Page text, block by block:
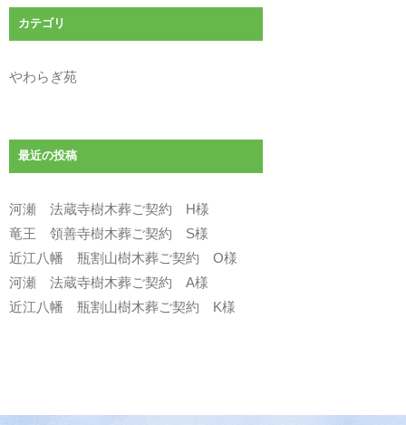
カテゴリ
やわらぎ苑
最近の投稿
河瀬 法蔵寺樹木葬ご契約 H様
竜王 領善寺樹木葬ご契約 S様
近江八幡 瓶割山樹木葬ご契約 O様
河瀬 法蔵寺樹木葬ご契約 A様
近江八幡 瓶割山樹木葬ご契約 K様